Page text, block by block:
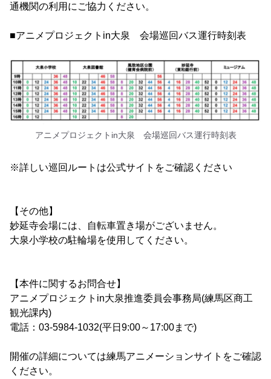
通機関の利用にご協力ください。
■アニメプロジェクトin大泉 会場巡回バス運行時刻表
アニメプロジェクトin大泉 会場巡回バス運行時刻表
※詳しい巡回ルートは公式サイトをご確認ください
【その他】
妙延寺会場には、自転車置き場がございません。
大泉小学校の駐輪場を使用してください。
【本件に関するお問合せ】
アニメプロジェクトin大泉推進委員会事務局(練馬区商工
観光課内)
電話：03-5984-1032(平日9:00～17:00まで)
開催の詳細については練馬アニメーションサイトをご確認
ください。